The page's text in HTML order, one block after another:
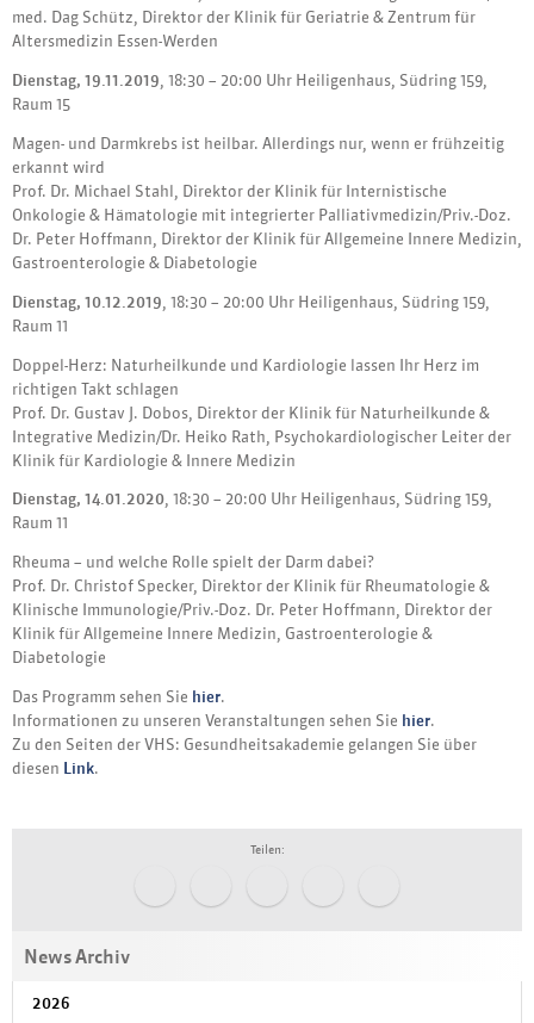
med. Dag Schütz, Direktor der Klinik für Geriatrie & Zentrum für
Altersmedizin Essen-Werden
Dienstag, 19.11.2019, 18:30 – 20:00 Uhr Heiligenhaus, Südring 159,
Raum 15
Magen- und Darmkrebs ist heilbar. Allerdings nur, wenn er frühzeitig
erkannt wird
Prof. Dr. Michael Stahl, Direktor der Klinik für Internistische
Onkologie & Hämatologie mit integrierter Palliativmedizin/Priv.-Doz.
Dr. Peter Hoffmann, Direktor der Klinik für Allgemeine Innere Medizin,
Gastroenterologie & Diabetologie
Dienstag, 10.12.2019, 18:30 – 20:00 Uhr Heiligenhaus, Südring 159,
Raum 11
Doppel-Herz: Naturheilkunde und Kardiologie lassen Ihr Herz im
richtigen Takt schlagen
Prof. Dr. Gustav J. Dobos, Direktor der Klinik für Naturheilkunde &
Integrative Medizin/Dr. Heiko Rath, Psychokardiologischer Leiter der
Klinik für Kardiologie & Innere Medizin
Dienstag, 14.01.2020, 18:30 – 20:00 Uhr Heiligenhaus, Südring 159,
Raum 11
Rheuma – und welche Rolle spielt der Darm dabei?
Prof. Dr. Christof Specker, Direktor der Klinik für Rheumatologie &
Klinische Immunologie/Priv.-Doz. Dr. Peter Hoffmann, Direktor der
Klinik für Allgemeine Innere Medizin, Gastroenterologie &
Diabetologie
Das Programm sehen Sie hier.
Informationen zu unseren Veranstaltungen sehen Sie hier.
Zu den Seiten der VHS: Gesundheitsakademie gelangen Sie über
diesen Link.
Teilen:
News Archiv
2026